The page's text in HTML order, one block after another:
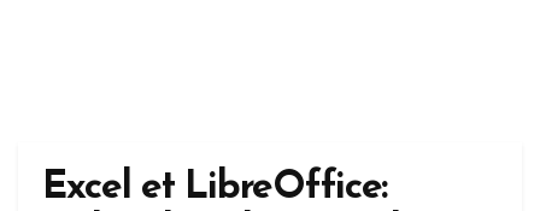
Excel et LibreOffice: